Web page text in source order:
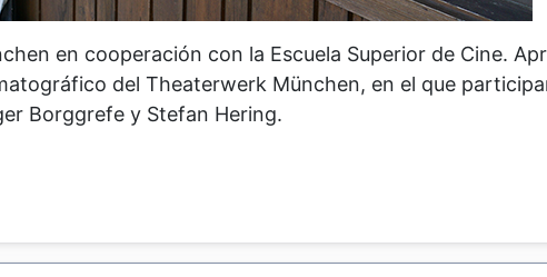
en cooperación con la Escuela Superior de Cine.
del Theaterwerk München, en el que
Borggrefe y Stefan Hering.